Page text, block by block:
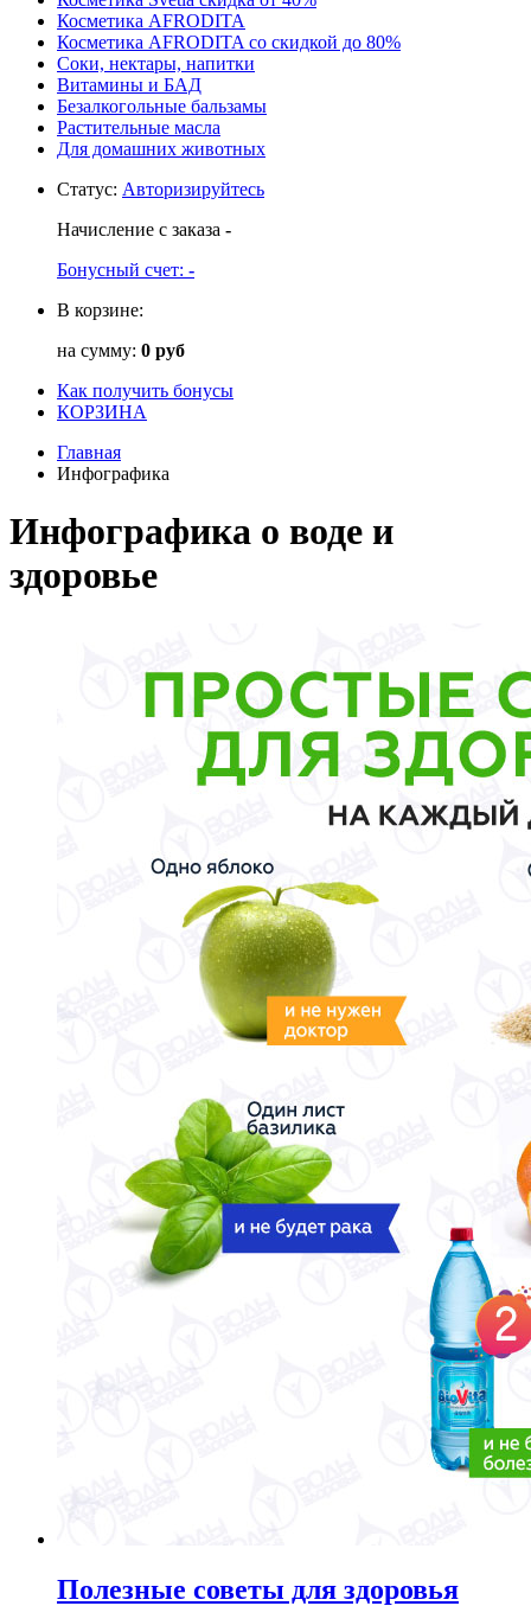
Косметика AFRODITA
Косметика AFRODITA со скидкой до 80%
Соки, нектары, напитки
Витамины и БАД
Безалкогольные бальзамы
Растительные масла
Для домашних животных
Статус: Авторизируйтесь
Начисление с заказа -
Бонусный счет: -
В корзине:
на сумму: 0 руб
Как получить бонусы
КОРЗИНА
Главная
Инфографика
Инфографика о воде и
здоровье
Полезные советы для здоровья